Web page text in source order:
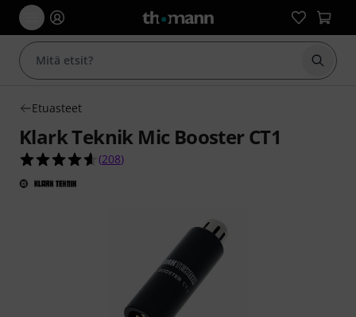
Aloita
Etuasteet
Klark Teknik Mic Booster CT1
4.6 tähteä viidestä yhteensä 208
(208)